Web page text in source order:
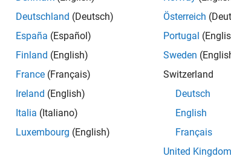
Deutschland (Deutsch)
España (Español)
Finland (English)
France (Français)
Ireland (English)
Italia (Italiano)
Luxembourg (English)
Österreich
Portugal
Sweden
Switzerland
Deutsch
English
Français
United Kingdom